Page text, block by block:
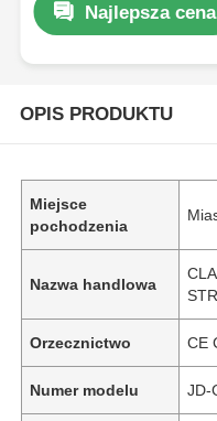
Najlepsza cena
OPIS PRODUKTU
Miejsce
pochodzenia
Nazwa handlowa
Orzecznictwo CE
Numer modelu JD-